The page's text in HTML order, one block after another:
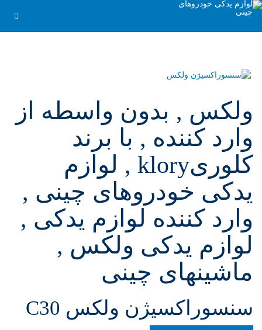
ولکس , بدون واسطه از
وارد کننده , با برند
کلوریklory , لوازم
یدکی خودروهای چینی ,
وارد کننده لوازم یدکی ,
لوازم یدکی ولکس ,
ماشینهای چینی
سنسوراکسیژن ولکس C30